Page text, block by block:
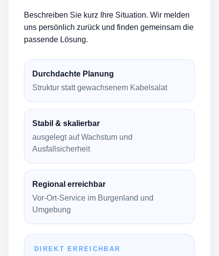
Beschreiben Sie kurz Ihre Situation. Wir melden
uns persönlich zurück und finden gemeinsam die
passende Lösung.
Durchdachte Planung
Struktur statt gewachsenem Kabelsalat
Stabil & skalierbar
ausgelegt auf Wachstum und
Ausfallsicherheit
Regional erreichbar
Vor-Ort-Service im Burgenland und
Umgebung
DIREKT ERREICHBAR